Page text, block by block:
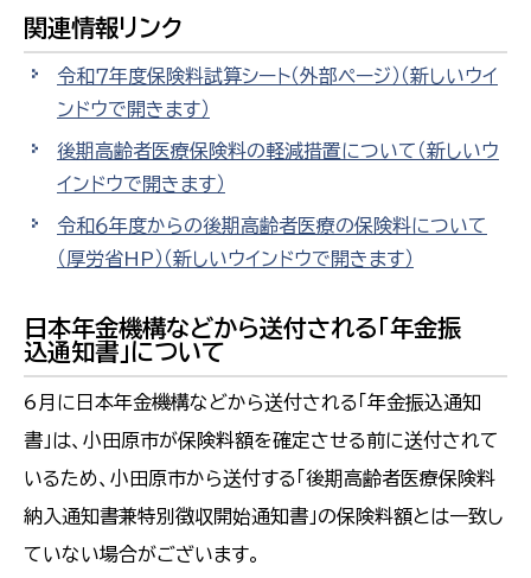
関連情報リンク
令和７年度保険料試算シート（外部ページ） （新しいウイ
ンドウで開きます）
後期高齢者医療保険料の軽減措置について （新しいウ
インドウで開きます）
令和６年度からの後期高齢者医療の保険料について
（厚労省HP） （新しいウインドウで開きます）
日本年金機構などから送付される「年金振
込通知書」について
6月に日本年金機構などから送付される「年金振込通知
書」は、小田原市が保険料額を確定させる前に送付されて
いるため、小田原市から送付する「後期高齢者医療保険料
納入通知書兼特別徴収開始通知書」の保険料額とは一致し
ていない場合がございます。